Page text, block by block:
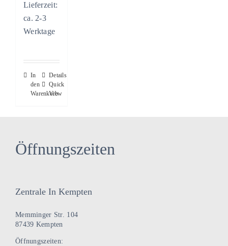
Lieferzeit:
ca. 2-3
Werktage
In
den
Warenkorb
Details
Quick
View
Öffnungszeiten
Zentrale In Kempten
Memminger Str. 104
87439 Kempten
Öffnungszeiten: